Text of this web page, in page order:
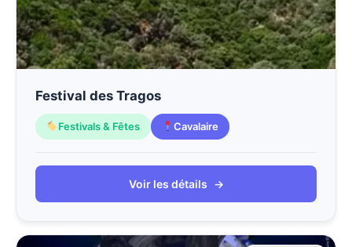
Festival des Tragos
Festivals & Fêtes Cavalaire
Voir les détails →